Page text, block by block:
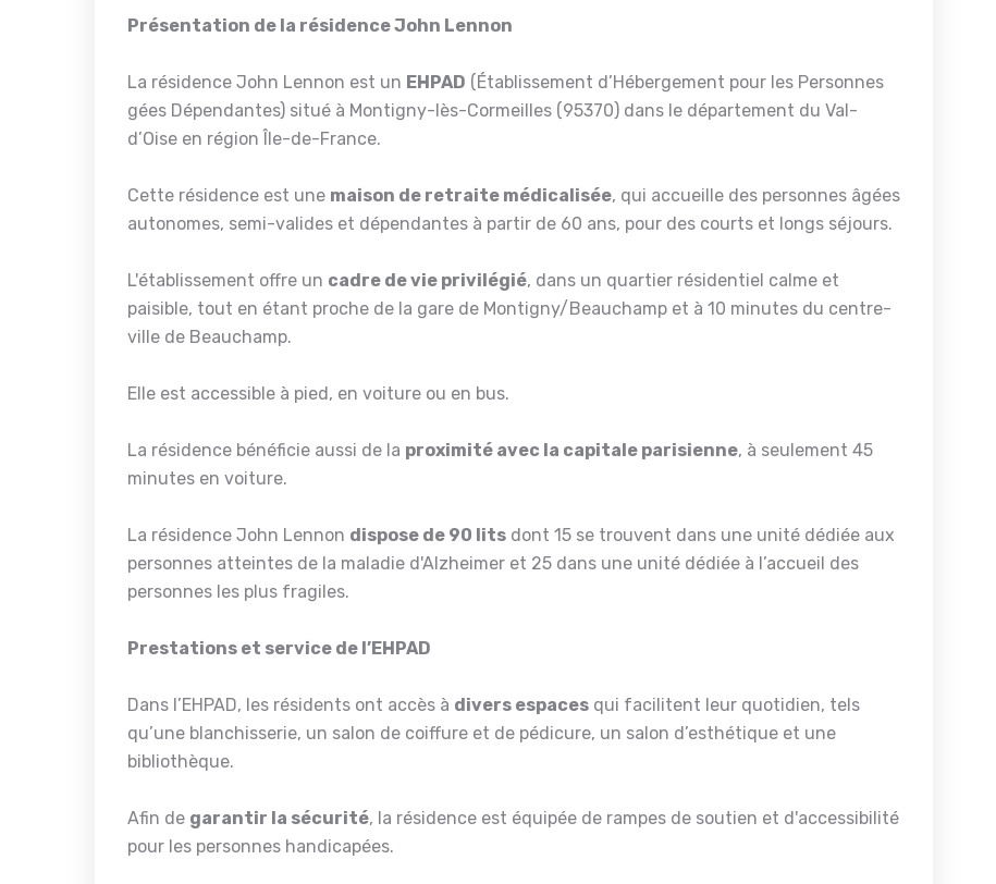
Présentation de la résidence John Lennon
La résidence John Lennon est un EHPAD (Établissement d’Hébergement pour les Personnes
gées Dépendantes) situé à Montigny-lès-Cormeilles (95370) dans le département du Val-
d’Oise en région Île-de-France.
Cette résidence est une maison de retraite médicalisée, qui accueille des personnes âgées
autonomes, semi-valides et dépendantes à partir de 60 ans, pour des courts et longs séjours.
L'établissement offre un cadre de vie privilégié, dans un quartier résidentiel calme et
paisible, tout en étant proche de la gare de Montigny/Beauchamp et à 10 minutes du centre-
ville de Beauchamp.
Elle est accessible à pied, en voiture ou en bus.
La résidence bénéficie aussi de la proximité avec la capitale parisienne, à seulement 45
minutes en voiture.
La résidence John Lennon dispose de 90 lits dont 15 se trouvent dans une unité dédiée aux
personnes atteintes de la maladie d'Alzheimer et 25 dans une unité dédiée à l’accueil des
personnes les plus fragiles.
Prestations et service de l’EHPAD
Dans l’EHPAD, les résidents ont accès à divers espaces qui facilitent leur quotidien, tels
qu’une blanchisserie, un salon de coiffure et de pédicure, un salon d’esthétique et une
bibliothèque.
Afin de garantir la sécurité, la résidence est équipée de rampes de soutien et d'accessibilité
pour les personnes handicapées.